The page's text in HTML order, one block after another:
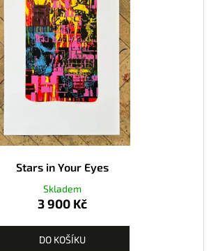
Stars in Your Eyes
Skladem
3 900 Kč
DO KOŠÍKU